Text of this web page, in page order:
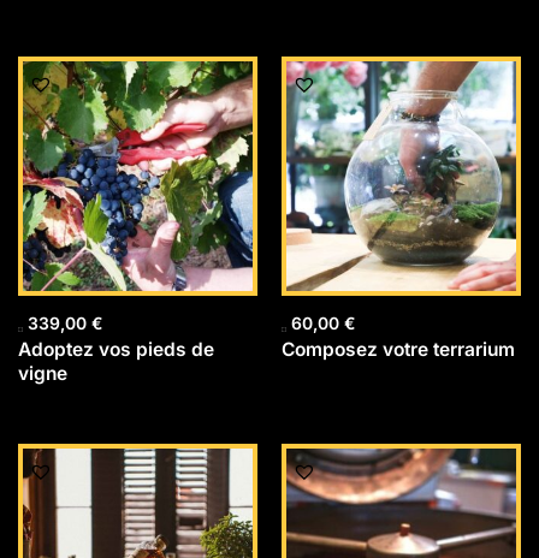
339,00 €
Adoptez vos pieds de
vigne
60,00 €
Composez votre terrarium